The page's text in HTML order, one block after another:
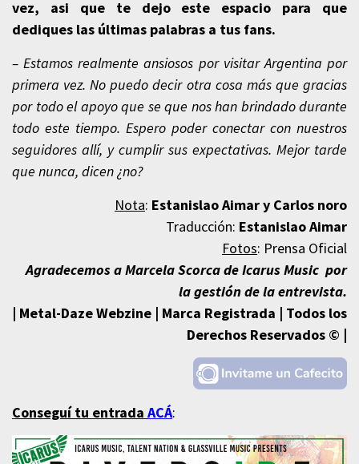
vez, asi que te dejo este espacio para que
dediques las últimas palabras a tus fans.
– Estamos realmente ansiosos por visitar Argentina por
primera vez. No puedo decir otra cosa más que gracias
por todo el apoyo que se que nos han brindado durante
todo este tiempo. Espero poder conectar con nuestros
seguidores allí, y cumplir sus expectativas. Mejor tarde
que nunca, dicen ¿no?
Nota: Estanislao Aimar y Carlos noro
Traducción: Estanislao Aimar
Fotos: Prensa Oficial
Agradecemos a Marcela Scorca de Icarus Music por
la gestión de la entrevista.
| Metal-Daze Webzine | Marca Registrada | Todos los
Derechos Reservados © |
Conseguí tu entrada ACÁ: